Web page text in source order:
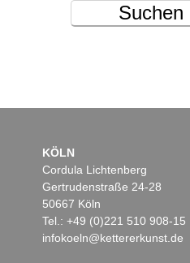
Suchen
KÖLN
Cordula Lichtenberg
Gertrudenstraße 24-28
50667 Köln
Tel.: +49 (0)221 510 908-15
infokoeln@kettererkunst.de